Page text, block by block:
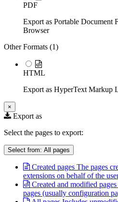
PDF
Export as Portable Document
Browser
Other Formats (1)
HTML
Export as HyperText Markup
×
Export as
Select the pages to export:
Select from: All pages
Created pages The pages
extensions on behalf of the
Created and modified pages
pages (usually configuration